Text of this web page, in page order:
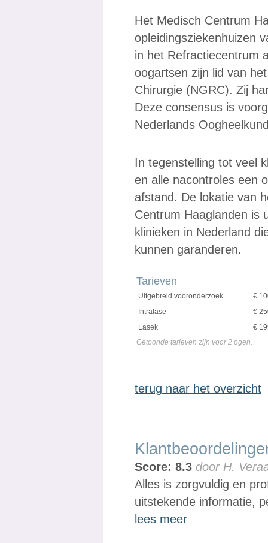
Het Medisch Centrum
opleidingsziekenhuizen
in het Refractiecentrum
oogartsen zijn lid van
Chirurgie (NGRC). Zij
Deze consensus is
Nederlands
In tegenstelling tot veel
en alle nacontroles een
afstand. De lokatie van
Centrum Haaglanden is
klinieken in Nederland
kunnen garanderen.
Tarieven
Uitgebreid vooronderzoek
€
Intralase
€
Lasek
€
Getoonde tarieven zijn voor 2 ogen.
terug naar het overzicht
Score: 8.3 door H.
Alles is zorgvuldig en
uitstekende informatie,
lees meer